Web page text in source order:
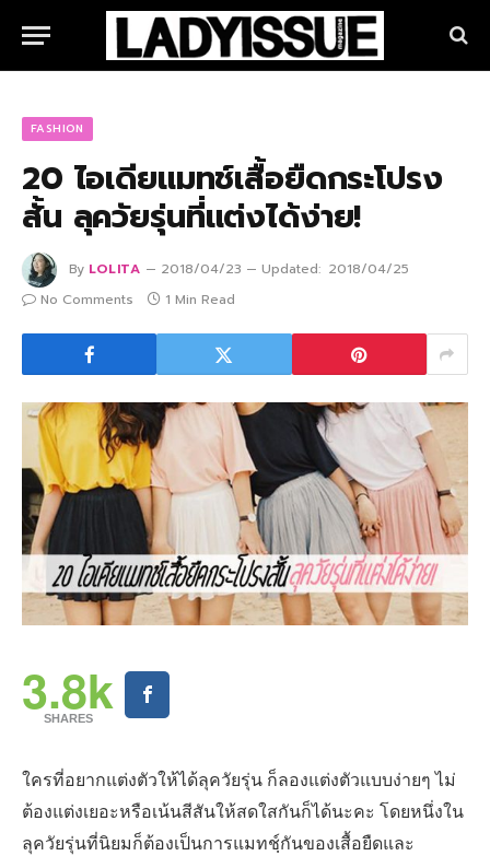
FASHION
20 ไอเดียแมทช์เสื้อยืดกระโปรง
สั้น ลุควัยรุ่นที่แต่งได้ง่าย!
By LOLITA 2018/04/23 Updated: 2018/04/25
No Comments
1 Min Read
3.8k
SHARES
ใครที่อยากแต่งตัวให้ได้ลุควัยรุ่น ก็ลองแต่งตัวแบบง่ายๆ ไม่
ต้องแต่งเยอะหรือเน้นสีสันให้สดใสกันก็ได้นะคะ โดยหนึ่งใน
ลุควัยรุ่นที่นิยมก็ต้องเป็นการแมทช์ฺกันของเสื้อยืดและ